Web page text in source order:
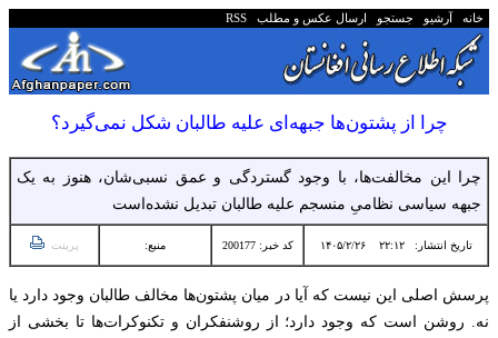
خانه آرشیو جستجو ارسال عکس و مطلب RSS
چرا از پشتون‌ها جبهه‌ای علیه طالبان شکل نمی‌گیرد؟
چرا این مخالفت‌ها، با وجود گستردگی و عمق نسبی‌شان، هنوز به یک
جبهه سیاسی نظامیِ منسجم علیه طالبان تبدیل نشده‌است
تاریخ انتشار:۲۲:۱۲ ۱۴۰۵/۲/۲۶ کد خبر: 200177 منبع: پرینت
پرسش اصلی این نیست که آیا در میان پشتون‌ها مخالف طالبان وجود دارد یا
نه. روشن است که وجود دارد؛ از روشنفکران و تکنوکرات‌ها تا بخشی از